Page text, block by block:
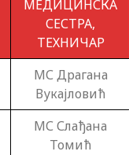
МЕДИЦИНСКА
СЕСТРА,
ТЕХНИЧАР
МС Драгана
Вукајловић
МС Слађана
Томић